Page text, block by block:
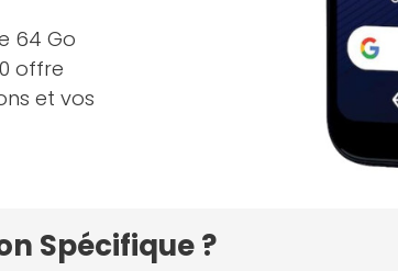
64 Go
offre
et vos
Spécifique ?